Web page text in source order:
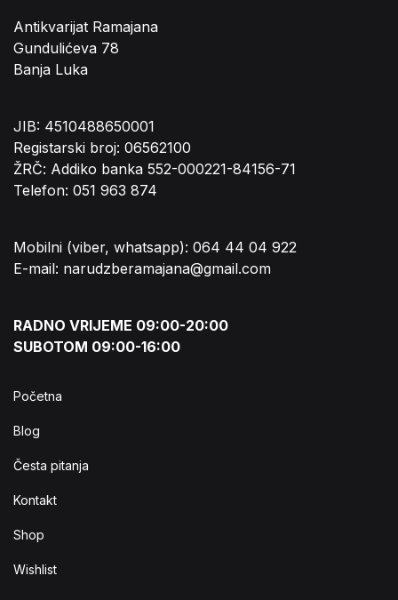
Antikvarijat Ramajana
Gundulićeva 78
Banja Luka
JIB: 4510488650001
Registarski broj: 06562100
ŽRČ: Addiko banka 552-000221-84156-71
Telefon: 051 963 874
Mobilni (viber, whatsapp): 064 44 04 922
E-mail: narudzberamajana@gmail.com
RADNO VRIJEME 09:00-20:00
SUBOTOM 09:00-16:00
Početna
Blog
Česta pitanja
Kontakt
Shop
Wishlist